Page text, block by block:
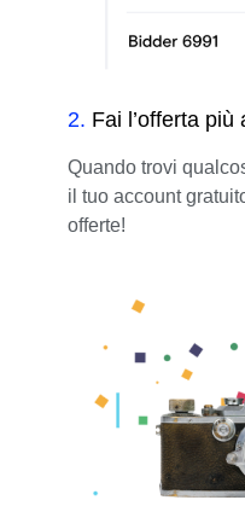
2. Fai l’offerta più
Quando trovi
il tuo account
offerte!